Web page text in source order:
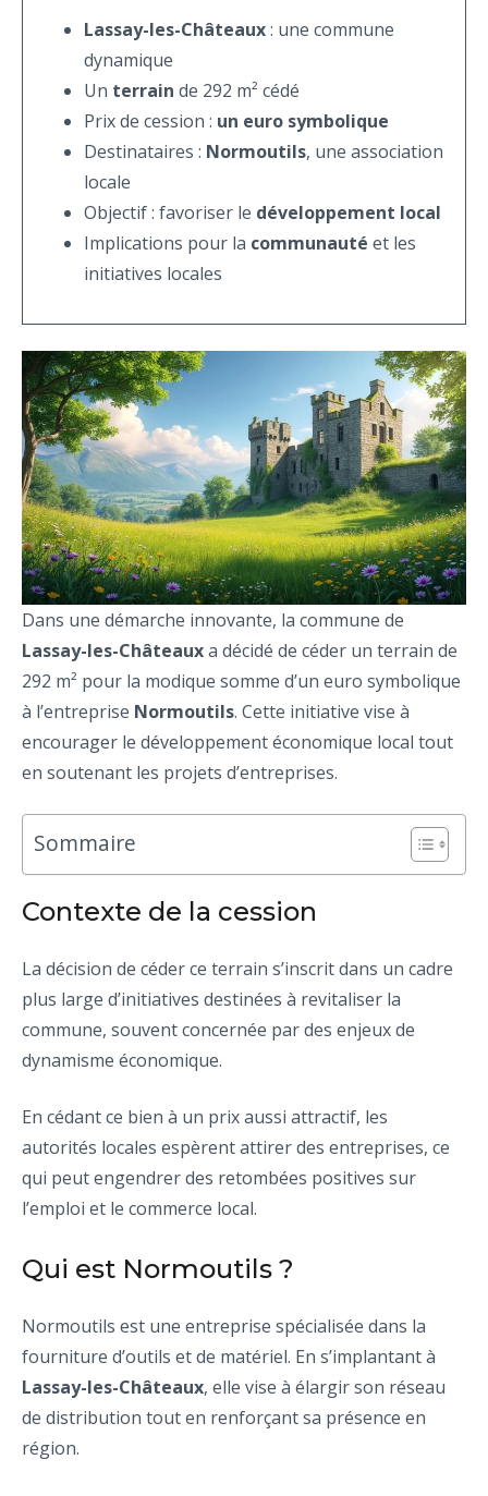
Lassay-les-Châteaux: une commune
dynamique
Un terrain de 292 m² cédé
Prix de cession : un euro symbolique
Destinataires : Normoutils, une association
locale
Objectif : favoriser le développement local
Implications pour la communauté et les
initiatives locales
Dans une démarche innovante, la commune de
Lassay-les-Châteauxa décidé de céder un terrain de
292 m² pour la modique somme d’un euro symbolique
à l’entreprise Normoutils. Cette initiative vise à
encourager le développement économique local tout
en soutenant les projets d’entreprises.
Sommaire
Contexte de la cession
La décision de céder ce terrain s’inscrit dans un cadre
plus large d’initiatives destinées à revitaliser la
commune, souvent concernée par des enjeux de
dynamisme économique.
En cédant ce bien à un prix aussi attractif, les
autorités locales espèrent attirer des entreprises, ce
qui peut engendrer des retombées positives sur
l’emploi et le commerce local.
Qui est Normoutils ?
Normoutils est une entreprise spécialisée dans la
fourniture d’outils et de matériel. En s’implantant à
Lassay-les-Châteaux, elle vise à élargir son réseau
de distribution tout en renforçant sa présence en
région.